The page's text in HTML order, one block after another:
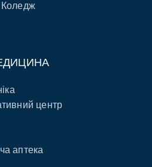
центр
аптека